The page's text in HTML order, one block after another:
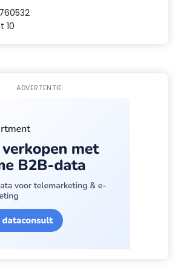
10
ADVERTENTIE